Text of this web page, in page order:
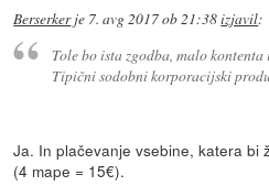
Berserkerje 7. avg 2017 ob 21:38izjavil:
Tole bo ista zgodba, malo
Tipični sodobni korporacijski
Ja. In plačevanje vsebine, katera bi
(4 mape = 15€).